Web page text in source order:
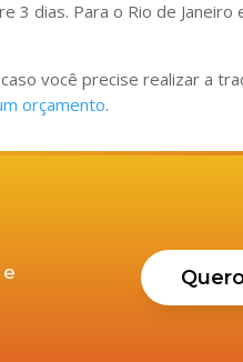
dias. Para o Rio de Janeiro
você precise realizar a
orçamento.